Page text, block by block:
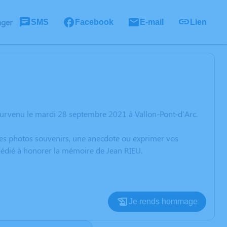
SMS Facebook E-mail Lien
le mardi 28 septembre 2021 à Vallon-Pont-d'Arc.
photos souvenirs, une anecdote ou exprimer vos
à honorer la mémoire de Jean RIEU.
Je rends hommage